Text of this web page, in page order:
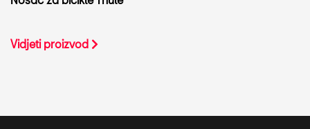
Vidjeti proizvod